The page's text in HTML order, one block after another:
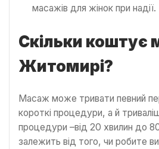
масажів для жінок при надії.
Скільки коштує
Житомирі?
Масаж може тривати певний
короткі процедури, а й
процедури –від 20 хвилин до
залежить від того, чи робите